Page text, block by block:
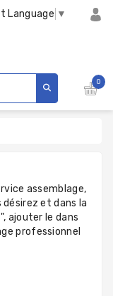
Language ▼
0
assemblage,
et dans la
ajouter le dans
professionnel